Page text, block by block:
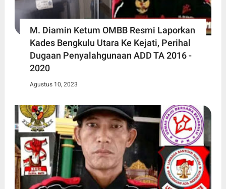
M. Diamin Ketum OMBB Resmi Laporkan
Kades Bengkulu Utara Ke Kejati, Perihal
Dugaan Penyalahgunaan ADD TA 2016 -
2020
Agustus 10, 2023